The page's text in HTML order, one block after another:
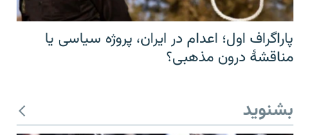
پاراگراف اول؛ اعدام در ایران، پروژه سیاسی یا
مناقشهٔ درون مذهبی؟
بشنوید